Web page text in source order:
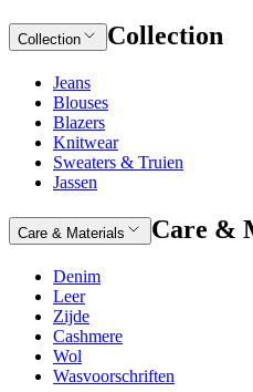
Collection Collection
Jeans
Blouses
Blazers
Knitwear
Sweaters & Truien
Jassen
Care & Materials Care &
Denim
Leer
Zijde
Cashmere
Wol
Wasvoorschriften